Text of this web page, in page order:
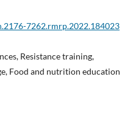
7262.rmrp.2022.184023
Resistance training,
Food and nutrition education